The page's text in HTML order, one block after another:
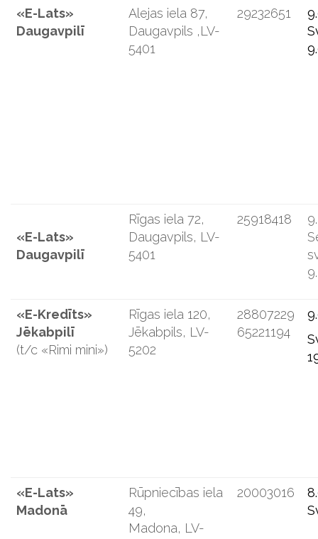
«E-Lats»
Daugavpilī
Alejas iela 87,
Daugavpils ,LV-
5401
29232651
«E-Lats»
Daugavpilī
Rīgas iela 72,
Daugavpils, LV-
5401
25918418
«E-Kredīts»
Jēkabpilī
(t/c «Rimi mini»)
Rīgas iela 120,
Jēkabpils, LV-
5202
28807229
65221194
«E-Lats»
Madonā
Rūpniecības iela
49,
Madona, LV-
20003016